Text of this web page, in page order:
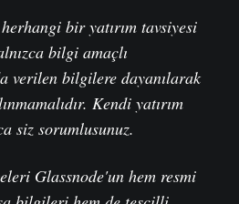
bir yatırım tavsiyesi
bilgi amaçlı
verilen bilgilere dayanılarak
Kendi yatırım
siz sorumlusunuz.
Glassnode'un hem resmi